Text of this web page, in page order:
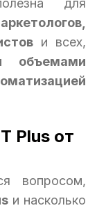
для
и всех,
объемами
Plus от
вопросом,
и насколько